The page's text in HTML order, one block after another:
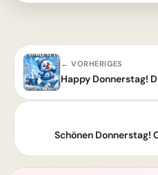
← VORHERIGES
Happy Donnerstag!
Schönen Donnerstag!